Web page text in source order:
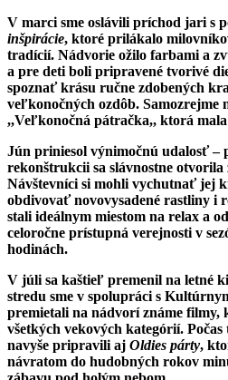
V marci sme oslávili príchod jari s
inšpirácie, ktoré prilákalo
tradícií. Nádvorie ožilo farbami a
a pre deti boli pripravené tvorivé
spoznať krásu ručne zdobených
veľkonočných ozdôb. Samozrejme
,,Veľkonočná pátračka,, ktorá
Jún priniesol výnimočnú udalosť –
rekonštrukcii sa slávnostne
Návštevníci si mohli vychutnať jej
obdivovať novovysadené rastliny i
stali ideálnym miestom na relax a
celoročne prístupná verejnosti v
hodinách.
V júli sa kaštieľ premenil na letné
stredu sme v spolupráci s
premietali na nádvorí známe filmy,
všetkých vekových kategórií.
navyše pripravili aj Oldies párty,
návratom do hudobných rokov